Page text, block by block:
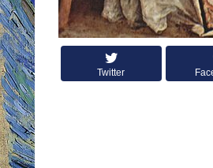
Twitter